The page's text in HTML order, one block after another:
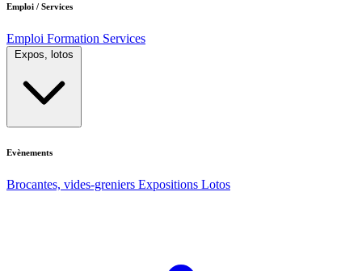
Emploi / Services
Emploi Formation Services
Expos, lotos
Evènements
Brocantes, vides-greniers Expositions Lotos